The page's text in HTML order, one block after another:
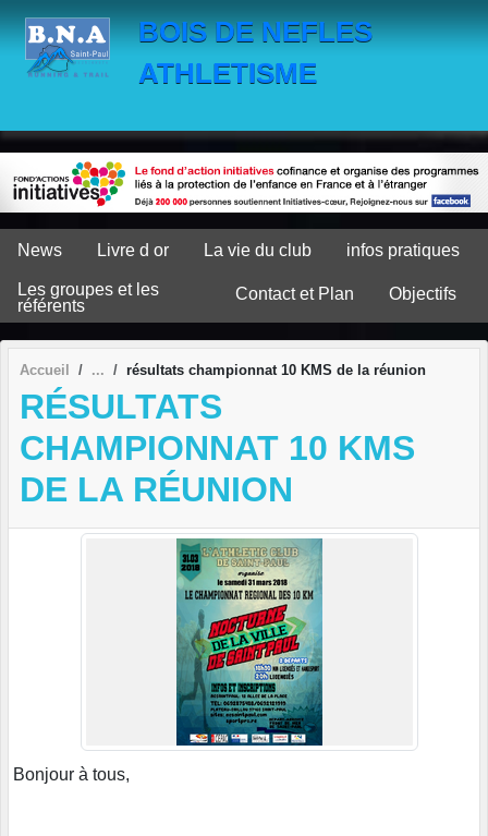
BOIS DE NEFLES
ATHLETISME
News Livre d or La vie du club infos pratiques
Les groupes et les
référents
Contact et Plan Objectifs
Accueil résultats championnat 10 KMS de la réunion
RÉSULTATS
CHAMPIONNAT 10 KMS
DE LA RÉUNION
Bonjour à tous,